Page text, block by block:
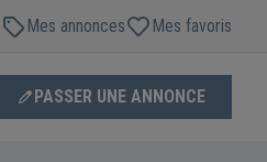
Mes annonces Mes favoris
PASSER UNE ANNONCE